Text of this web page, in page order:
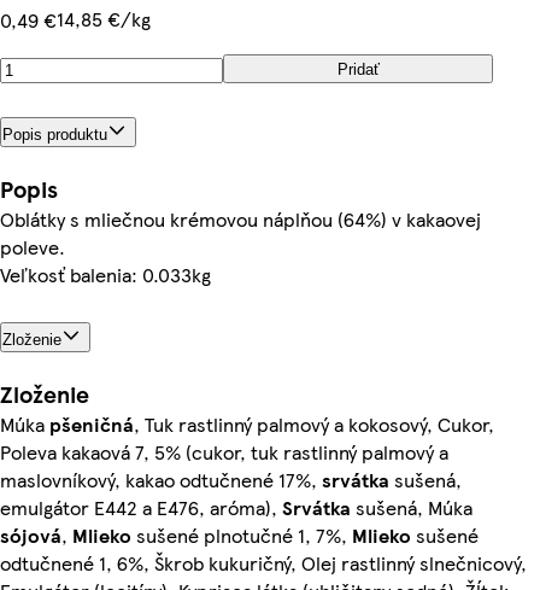
0,49 €14,85 €/kg
Pridať
Popis produktu
Popis
Oblátky s mliečnou krémovou náplňou (64%) v kakaovej
poleve.
Veľkosť balenia: 0.033kg
Zloženie
Zloženie
Múka pšeničná, Tuk rastlinný palmový a kokosový, Cukor,
Poleva kakaová 7, 5% (cukor, tuk rastlinný palmový a
maslovníkový, kakao odtučnené 17%, srvátka sušená,
emulgátor E442 a E476, aróma), Srvátka sušená, Múka
sójová, Mlieko sušené plnotučné 1, 7%, Mlieko sušené
odtučnené 1, 6%, Škrob kukuričný, Olej rastlinný slnečnicový,